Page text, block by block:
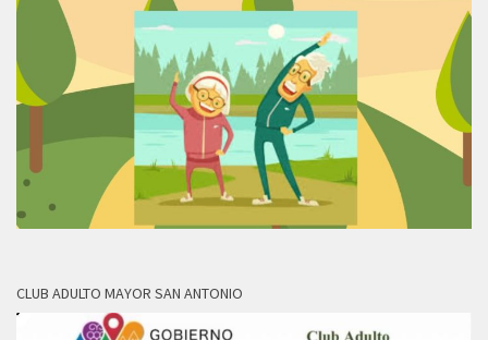
CLUB ADULTO MAYOR SAN ANTONIO